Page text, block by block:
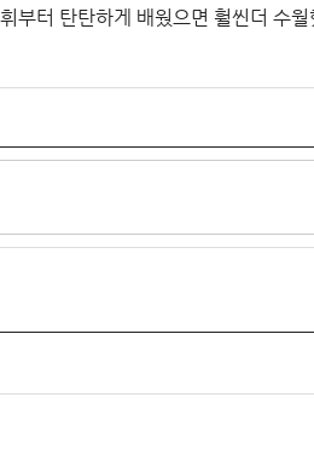
부터 탄탄하게 배웠으면 훨씬더 수